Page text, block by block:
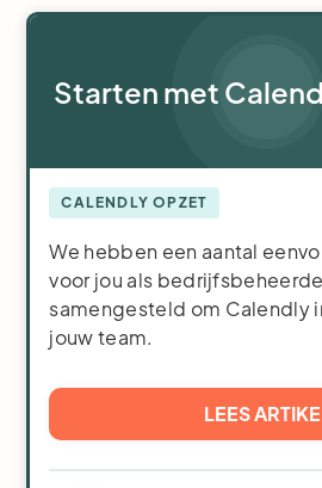
Starten met
CALENDLY OPZET
We hebben een aantal
voor jou als
samengesteld om Calendly
jouw team.
LEES